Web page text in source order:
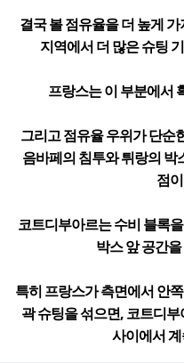
결국 볼 점유율을 더 높게
지역에서 더 많은 슈팅
프랑스는 이 부분에서
그리고 점유율 우위가 단순
음바페의 침투와 튀랑의 박
점
코트디부아르는 수비 블록
박스 앞 공간
특히 프랑스가 측면에서 안
곽 슈팅을 섞으면, 코트디
사이에서